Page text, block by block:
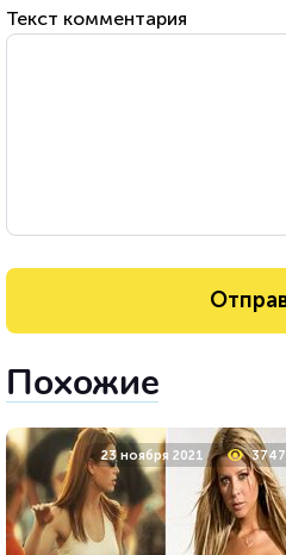
Текст комментария
Похожие
23 ноября 2021 3747